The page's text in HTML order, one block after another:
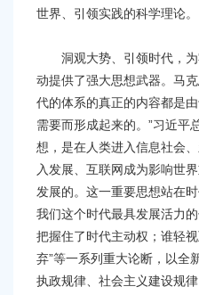
世界、引领实践的科学理论。
洞观大势、引领时代，为
动提供了强大思想武器。马
代的体系的真正的内容都是
需要而形成起来的。”习近平
想，是在人类进入信息社会
入发展、互联网成为影响世
发展的。这一重要思想站在
我们这个时代最具发展活力
把握住了时代主动权；谁轻
弃”等一系列重大论断，以全
执政规律、社会主义建设规